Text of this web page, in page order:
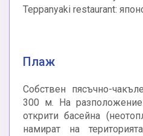
Teppanyaki restaurant:
Плаж
Собствен пясъчно-
300 м. На
открити басейна
намират на